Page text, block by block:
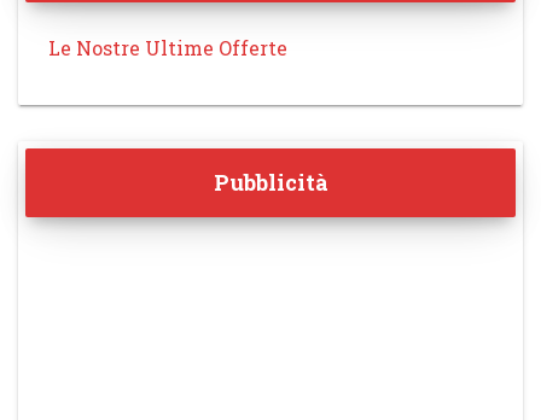
Le Nostre Ultime Offerte
Pubblicità